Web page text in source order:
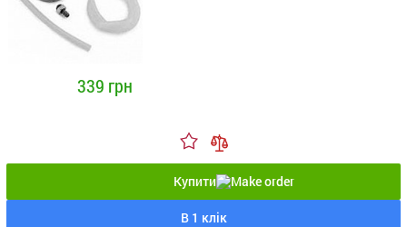
339 грн
Купити
В 1 клік